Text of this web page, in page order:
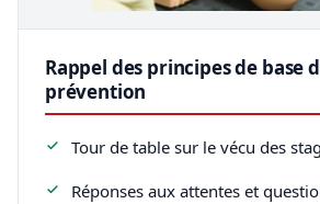
Rappel des principes de base
prévention
Tour de table sur le vécu des
Réponses aux attentes et